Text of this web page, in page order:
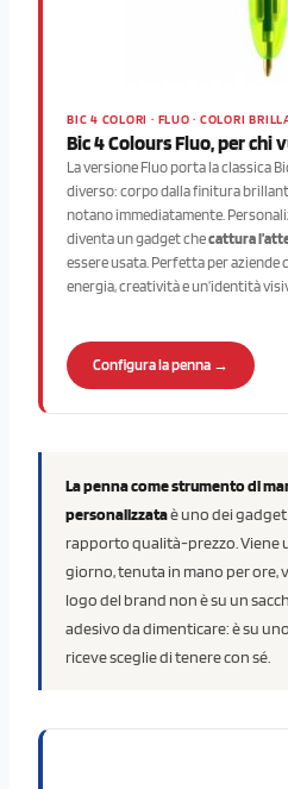
BIC 4 COLORI · FLUO · COLORI
Bic 4 Colours Fluo, per chi
La versione Fluo porta la classica
diverso: corpo dalla finitura
notano immediatamente.
diventa un gadget checattura
essere usata. Perfetta per aziende
energia, creatività e un’identità
Configura la penna →
La penna come strumento di
personalizzataè uno dei
rapporto qualità-prezzo. Viene
giorno, tenuta in mano per ore,
logo del brand non è su un
adesivo da dimenticare: è su
riceve sceglie di tenere con sé.